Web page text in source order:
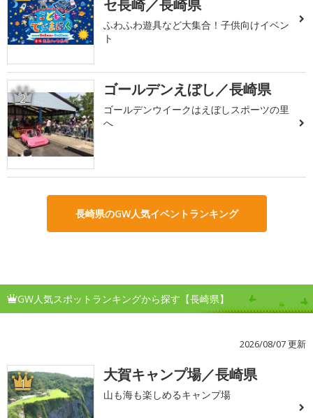
セ長崎／長崎県
ふわふわ遊具など大集合！子供向けイベン
ト
2 ゴールデンえぼし／長崎県
ゴールデンウイークはえぼしスポーツの里
へ
長崎県のGW人気イベントランキング
GW人気スポットランキングから探す【長崎県】
2026/08/07 更新
1 大賀キャンプ場／長崎県
山も海も楽しめるキャンプ場